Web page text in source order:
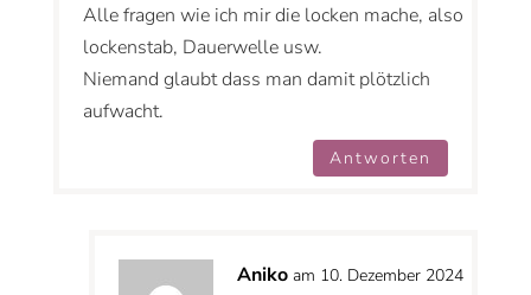
Alle fragen wie ich mir die locken mache, also
lockenstab, Dauerwelle usw.
Niemand glaubt dass man damit plötzlich
aufwacht.
Antworten
Aniko am 10. Dezember 2024